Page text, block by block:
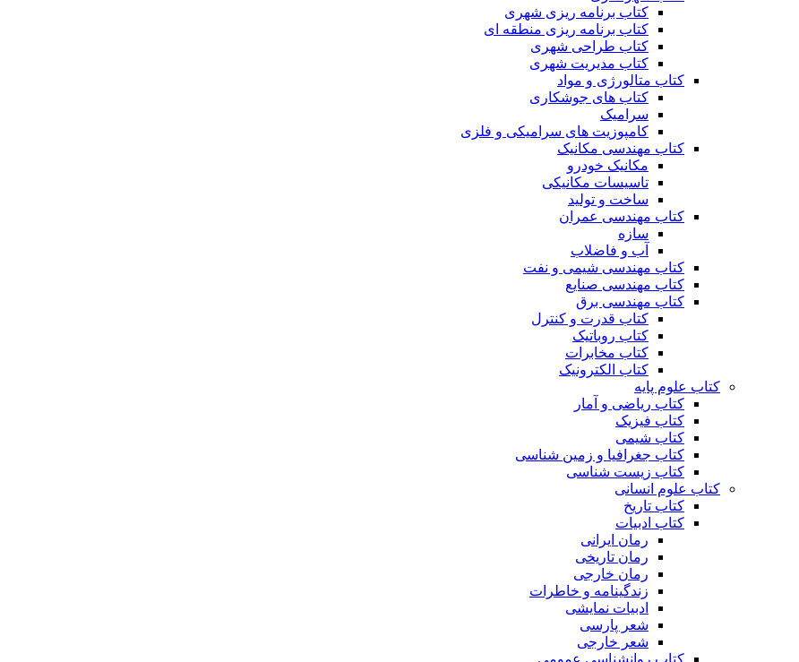
کتاب برنامه ریزی شهری
کتاب برنامه ریزی منطقه ای
کتاب طراحی شهری
کتاب مدیریت شهری
کتاب متالورژی و مواد
کتاب های جوشکاری
سرامیک
کامپوزیت های سرامیکی و فلزی
کتاب مهندسی مکانیک
مکانیک خودرو
تاسیسات مکانیکی
ساخت و تولید
کتاب مهندسی عمران
سازه
آب و فاضلاب
کتاب مهندسی شیمی و نفت
کتاب مهندسی صنایع
کتاب مهندسی برق
کتاب قدرت و کنترل
کتاب روباتیک
کتاب مخابرات
کتاب الکترونیک
کتاب علوم پایه
کتاب ریاضی و آمار
کتاب فیزیک
کتاب شیمی
کتاب جغرافیا و زمین شناسی
کتاب زیست شناسی
کتاب علوم انسانی
کتاب تاریخ
کتاب ادبیات
رمان ایرانی
رمان تاریخی
رمان خارجی
زندگینامه و خاطرات
ادبیات نمایشی
شعر پارسی
شعر خارجی
کتاب روانشناسی عمومی